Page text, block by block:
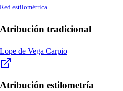
Red estilométrica
Atribución tradicional
Lope de Vega Carpio
Atribución estilometría